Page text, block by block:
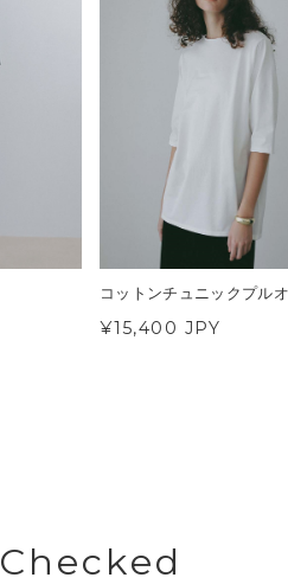
コットンチュニックプル
¥15,400 JPY
Checked